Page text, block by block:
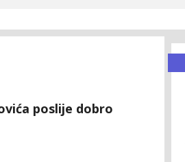
poslije dobro